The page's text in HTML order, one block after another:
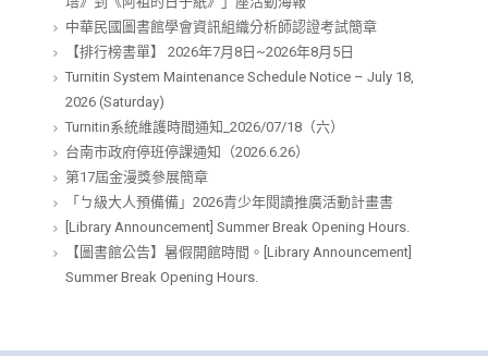
中華民國圖書館學會資訊組織分析師認證考試簡章
【排行榜書單】 2026年7月8日~2026年8月5日
Turnitin System Maintenance Schedule Notice – July 18,
2026 (Saturday)
Turnitin系統維護時間通知_2026/07/18（六）
台南市政府停班停課通知（2026.6.26）
第17屆金漫獎參展簡章
「ㄅ級大人預備備」2026青少年閱讀推廣活動計畫書
[Library Announcement] Summer Break Opening Hours.
【圖書館公告】暑假開館時間。[Library Announcement]
Summer Break Opening Hours.